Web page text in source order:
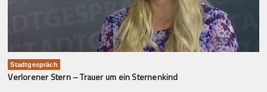
Stadtgespräch
Verlorener Stern – Trauer um ein Sternenkind